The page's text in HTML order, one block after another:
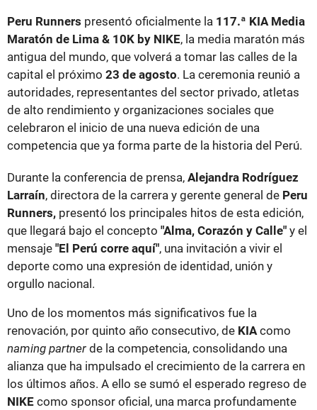
Peru Runners presentó oficialmente la 117.ª KIA Media
Maratón de Lima & 10K by NIKE, la media maratón más
antigua del mundo, que volverá a tomar las calles de la
capital el próximo 23 de agosto. La ceremonia reunió a
autoridades, representantes del sector privado, atletas
de alto rendimiento y organizaciones sociales que
celebraron el inicio de una nueva edición de una
competencia que ya forma parte de la historia del Perú.
Durante la conferencia de prensa, Alejandra Rodríguez
Larraín, directora de la carrera y gerente general de Peru
Runners, presentó los principales hitos de esta edición,
que llegará bajo el concepto "Alma, Corazón y Calle" y el
mensaje "El Perú corre aquí", una invitación a vivir el
deporte como una expresión de identidad, unión y
orgullo nacional.
Uno de los momentos más significativos fue la
renovación, por quinto año consecutivo, de KIAcomo
naming partner de la competencia, consolidando una
alianza que ha impulsado el crecimiento de la carrera en
los últimos años. A ello se sumó el esperado regreso de
NIKE como sponsor oficial, una marca profundamente